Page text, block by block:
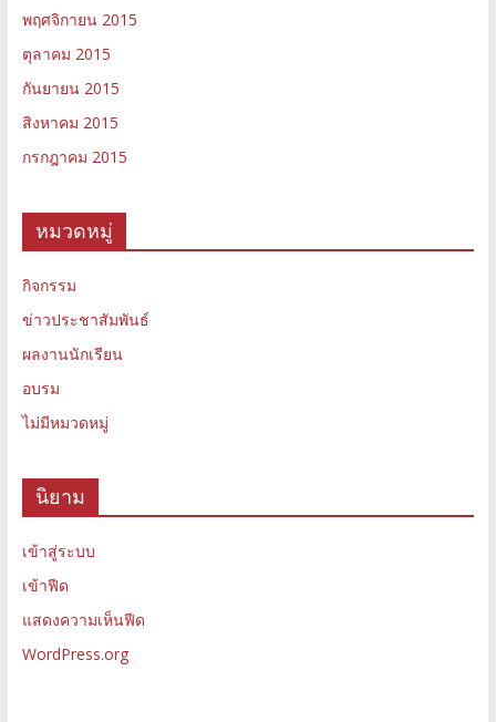
พฤศจิกายน 2015
ตุลาคม 2015
กันยายน 2015
สิงหาคม 2015
กรกฎาคม 2015
หมวดหมู่
กิจกรรม
ข่าวประชาสัมพันธ์
ผลงานนักเรียน
อบรม
ไม่มีหมวดหมู่
นิยาม
เข้าสู่ระบบ
เข้าฟีด
แสดงความเห็นฟีด
WordPress.org